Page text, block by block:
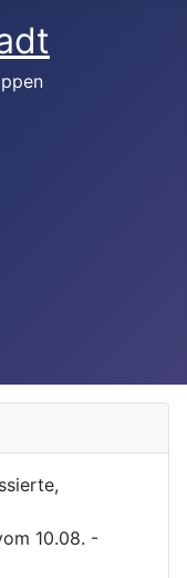
10.08. -